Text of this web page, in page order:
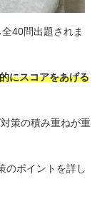
40問出題されま
にスコアをあげる
策の積み重ねが重
のポイントを詳し